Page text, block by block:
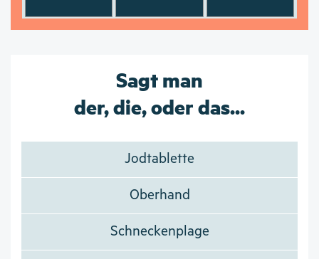
Sagt man
der, die, oder das...
Jodtablette
Oberhand
Schneckenplage